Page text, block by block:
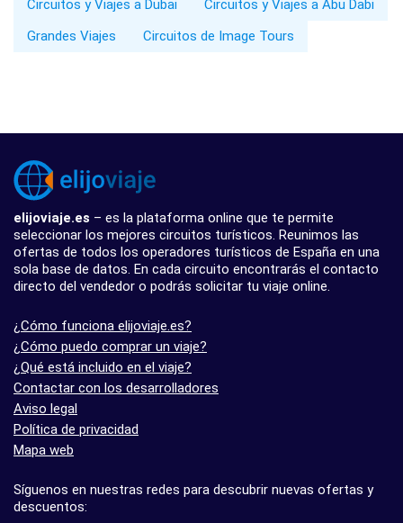
Circuitos y Viajes a Dubai
Circuitos y Viajes a Abu Dabi
Grandes Viajes
Circuitos de Image Tours
elijoviaje.es – es la plataforma online que te permite
seleccionar los mejores circuitos turísticos. Reunimos las
ofertas de todos los operadores turísticos de España en una
sola base de datos. En cada circuito encontrarás el contacto
directo del vendedor o podrás solicitar tu viaje online.
¿Cómo funciona elijoviaje.es?
¿Cómo puedo comprar un viaje?
¿Qué está incluido en el viaje?
Contactar con los desarrolladores
Aviso legal
Política de privacidad
Mapa web
Síguenos en nuestras redes para descubrir nuevas ofertas y
descuentos: